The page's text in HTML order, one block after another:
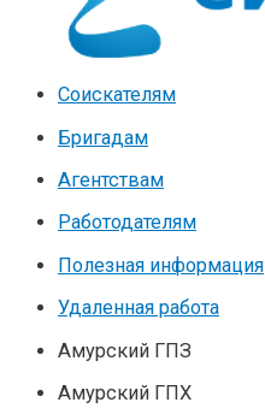
Соискателям
Бригадам
Агентствам
Работодателям
Полезная информация
Удаленная работа
Амурский ГПЗ
Амурский ГПХ